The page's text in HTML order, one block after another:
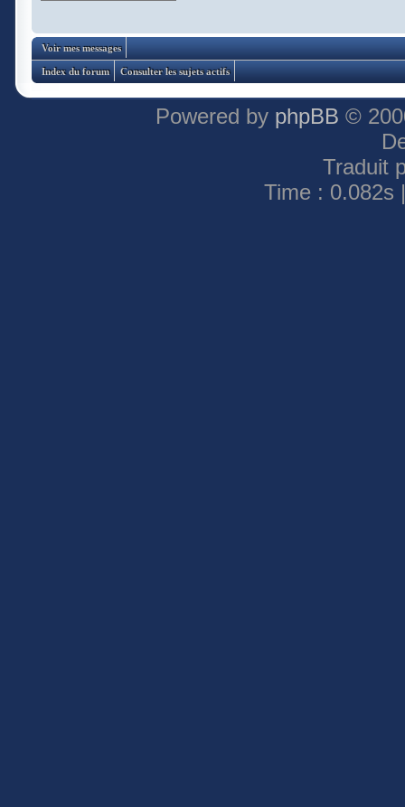
Voir mes messages
Index du forum Consulter les sujets actifs
Powered by phpBB ©
Traduit
Time : 0.082s